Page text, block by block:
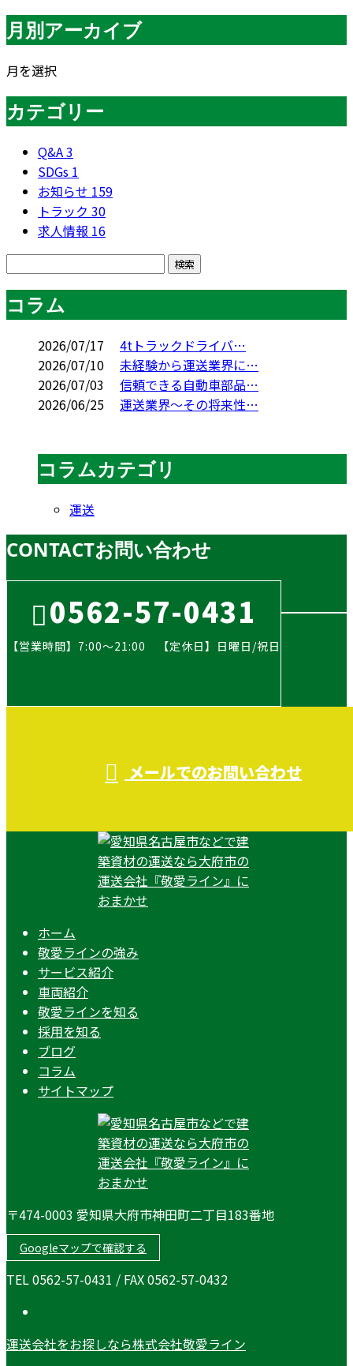
月別アーカイブ
月を選択
カテゴリー
Q&A3
SDGs 1
お知らせ 159
トラック 30
求人情報 16
コラム
2026/07/17
4tトラックドライバ…
2026/07/10
未経験から運送業界に…
2026/07/03
信頼できる自動車部品…
2026/06/25
運送業界～その将来性…
コラムカテゴリ
運送
CONTACTお問い合わせ
0562-57-0431
【営業時間】7:00～21:00 【定休日】日曜日/祝日
メールでのお問い合わせ
ホーム
敬愛ラインの強み
サービス紹介
車両紹介
敬愛ラインを知る
採用を知る
ブログ
コラム
サイトマップ
〒474-0003 愛知県大府市神田町二丁目183番地
Googleマップで確認する
TEL 0562-57-0431 / FAX 0562-57-0432
運送会社をお探しなら株式会社敬愛ライン